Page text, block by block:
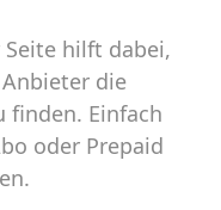
Seite hilft dabei,
die
finden. Einfach
oder Prepaid